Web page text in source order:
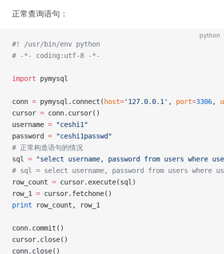
正常查询语句：
python
#! /usr/bin/env python
# -*- coding:utf-8 -*-
import pymysql
conn = pymysql.connect( host='127.0.0.1' , port=3306,
cursor = conn.cursor()
username = "ceshi1"
password = "ceshi1passwd"
# 正常构造语句的情况
sql = "select username, password from users where
# sql = select username, password from users where
row_count = cursor.execute(sql)
row_1 = cursor.fetchone()
print row_count, row_1
conn.commit()
cursor.close()
conn.close()